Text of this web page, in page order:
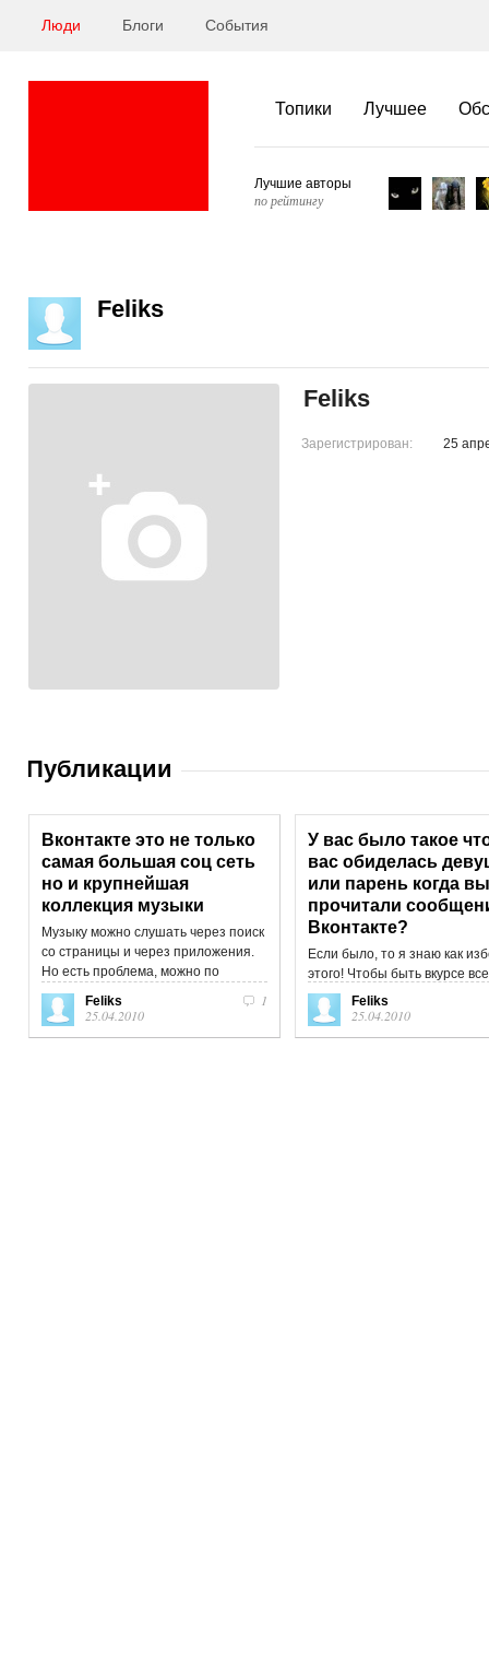
Люди Блоги События
Топики Лучшее
Лучшие авторы
по рейтингу
Feliks
Feliks
Зарегистрирован: 25
Публикации
Вконтакте это не только
самая большая соц сеть
но и крупнейшая
коллекция музыки
Музыку можно слушать через поиск
со страницы и через приложения.
Но есть проблема, можно по
ошибке закрыть окошко...
Feliks
25.04.2010
1
У вас было такое
вас обиделась
или парень когда
прочитали
Вконтакте?
Если было, то я знаю как
этого! Чтобы быть вкурсе
событий вконтакте надо
зайти на...
Feliks
25.04.2010